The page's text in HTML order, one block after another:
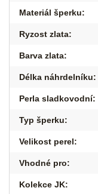
Materiál šperku:
Ryzost zlata:
Barva zlata:
Délka náhrdelníku:
Perla sladkovodní:
Typ šperku:
Velikost perel:
Vhodné pro:
Kolekce JK: